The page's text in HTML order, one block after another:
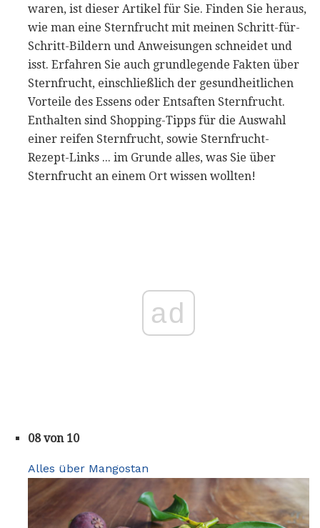
waren, ist dieser Artikel für Sie. Finden Sie heraus,
wie man eine Sternfrucht mit meinen Schritt-für-
Schritt-Bildern und Anweisungen schneidet und
isst. Erfahren Sie auch grundlegende Fakten über
Sternfrucht, einschließlich der gesundheitlichen
Vorteile des Essens oder Entsaften Sternfrucht.
Enthalten sind Shopping-Tipps für die Auswahl
einer reifen Sternfrucht, sowie Sternfrucht-
Rezept-Links ... im Grunde alles, was Sie über
Sternfrucht an einem Ort wissen wollten!
ad
08 von 10
Alles über Mangostan